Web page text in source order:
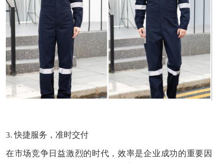
3. 快捷服务，准时交付
在市场竞争日益激烈的时代，效率是企业成功的重要因